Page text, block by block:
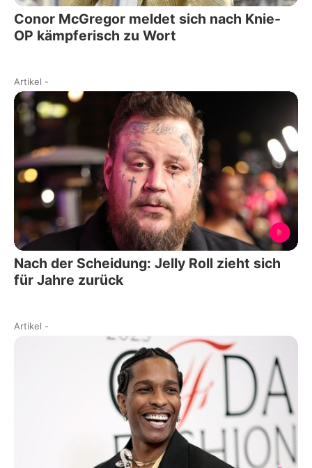
Conor McGregor meldet sich nach Knie-
OP kämpferisch zu Wort
Artikel -
Nach der Scheidung: Jelly Roll zieht sich
für Jahre zurück
Artikel -